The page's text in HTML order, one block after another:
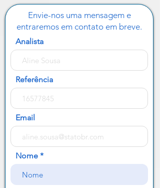
Envie-nos uma mensagem e
entraremos em contato em breve.
Analista
Referência
Email
Nome